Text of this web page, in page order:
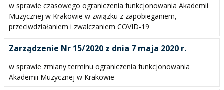
w sprawie czasowego ograniczenia funkcjonowania Akademii
Muzycznej w Krakowie w związku z zapobieganiem,
przeciwdziałaniem i zwalczaniem COVID-19
Zarządzenie Nr 15/2020 z dnia 7 maja 2020 r.
w sprawie zmiany terminu ograniczenia funkcjonowania
Akademii Muzycznej w Krakowie